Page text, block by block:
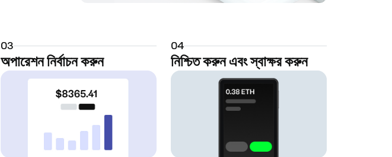
03
অপারেশন নির্বাচন করুন
04
নিশ্চিত করুন এবং স্বাক্ষর করুন